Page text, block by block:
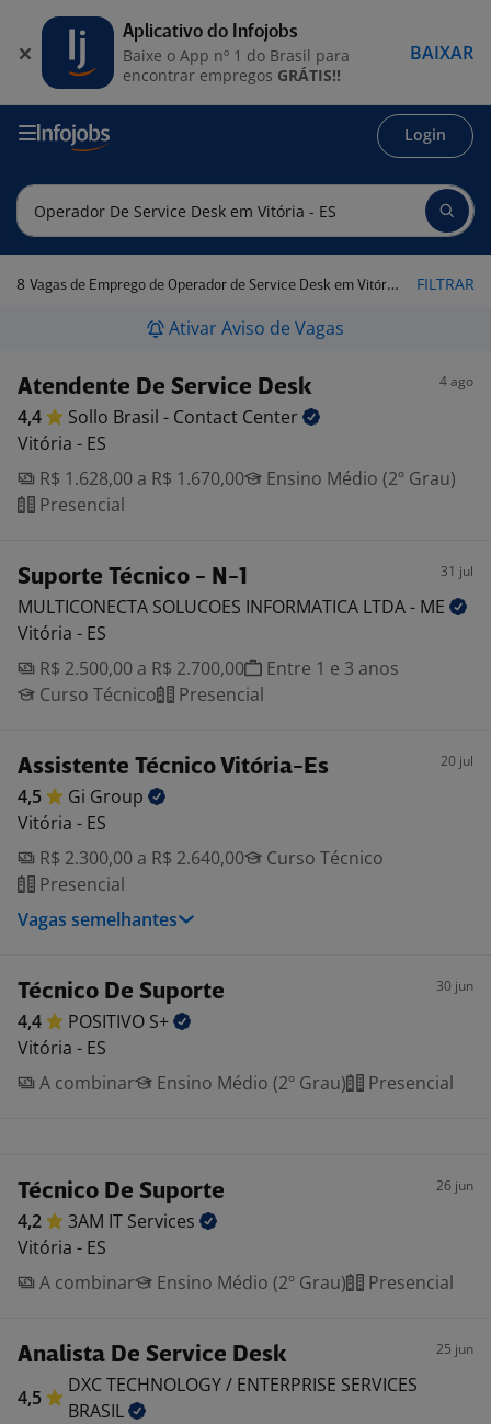
Login
8 Vagas de Emprego de Operador de Service Desk em Vitória - ES FILTRAR
Ativar Aviso de Vagas
Atendente De Service Desk 4 ago
4,4 Sollo Brasil - Contact Center
Vitória - ES
R$ 1.628,00 a R$ 1.670,00
Ensino Médio (2º Grau)
Presencial
Suporte Técnico - N-1 31 jul
MULTICONECTA SOLUCOES INFORMATICA LTDA - ME
Vitória - ES
R$ 2.500,00 a R$ 2.700,00
Entre 1 e 3 anos
Curso Técnico
Presencial
Assistente Técnico Vitória-Es 20 jul
4,5 Gi Group
Vitória - ES
R$ 2.300,00 a R$ 2.640,00
Curso Técnico
Presencial
Vagas semelhantes
Técnico De Suporte 30 jun
4,4 POSITIVO S+
Vitória - ES
A combinar
Ensino Médio (2º Grau) Presencial
Técnico De Suporte 26 jun
4,2 3AM IT Services
Vitória - ES
A combinar
Ensino Médio (2º Grau) Presencial
Analista De Service Desk 25 jun
4,5
DXC TECHNOLOGY / ENTERPRISE SERVICES
BRASIL
Aplicativo do Infojobs
Baixe o App nº 1 do Brasil para
encontrar empregos GRÁTIS!!
BAIXAR